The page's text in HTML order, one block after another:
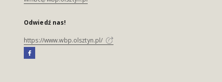
Odwiedź nas!
https://www.wbp.olsztyn.pl/